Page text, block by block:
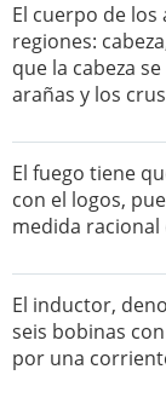
El cuerpo de
regiones:
que la cabeza
arañas y los
El fuego tiene
con el logos,
medida racional
El inductor,
seis bobinas
por una